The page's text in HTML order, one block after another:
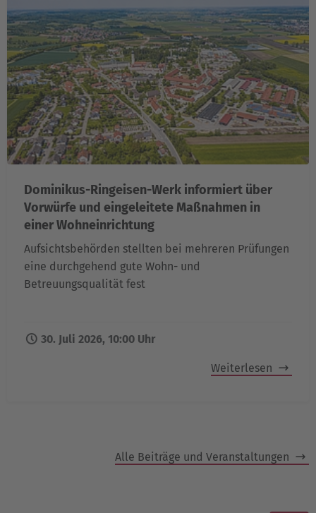
Dominikus-Ringeisen-Werk informiert über
Vorwürfe und eingeleitete Maßnahmen in
einer Wohneinrichtung
Aufsichtsbehörden stellten bei mehreren Prüfungen
eine durchgehend gute Wohn- und
Betreuungsqualität fest
30. Juli 2026, 10:00 Uhr
Weiterlesen
Alle Beiträge und Veranstaltungen